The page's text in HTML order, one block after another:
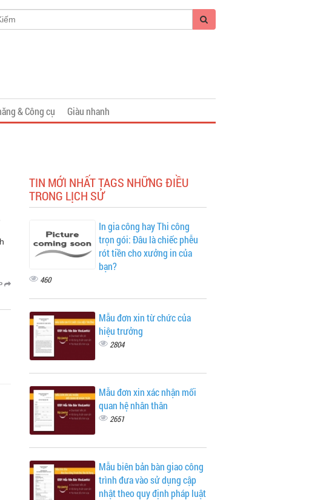
& Công cụ
Giàu nhanh
TIN MỚI NHẤT TAGS NHỮNG ĐIỀU
TRONG LỊCH SỬ
In gia công hay Thi công
trọn gói: Đâu là chiếc phễu
rót tiền cho xưởng in của
bạn?
460
Mẫu đơn xin từ chức của
hiệu trưởng
2804
Mẫu đơn xin xác nhận mối
quan hệ nhân thân
2651
Mẫu biên bản bàn giao công
trình đưa vào sử dụng cập
nhật theo quy định pháp luật